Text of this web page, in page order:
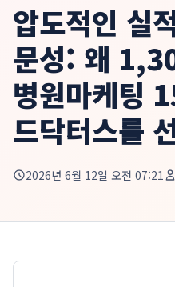
압도적인 실
문성: 왜
병원마케팅
드닥터스를
2026년 6월 12일 오전 07:21